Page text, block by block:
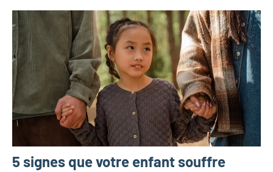
5 signes que votre enfant souffre